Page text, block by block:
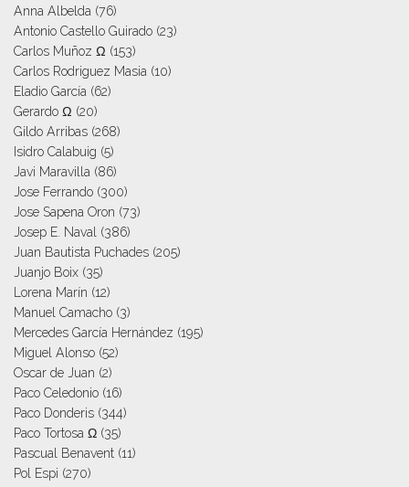
Anna Albelda (76)
Antonio Castello Guirado (23)
Carlos Muñoz Ω (153)
Carlos Rodriguez Masia (10)
Eladio García (62)
Gerardo Ω (20)
Gildo Arribas (268)
Isidro Calabuig (5)
Javi Maravilla (86)
Jose Ferrando (300)
Jose Sapena Oron (73)
Josep E. Naval (386)
Juan Bautista Puchades (205)
Juanjo Boix (35)
Lorena Marín (12)
Manuel Camacho (3)
Mercedes García Hernández (195)
Miguel Alonso (52)
Oscar de Juan (2)
Paco Celedonio (16)
Paco Donderis (344)
Paco Tortosa Ω (35)
Pascual Benavent (11)
Pol Espi (270)